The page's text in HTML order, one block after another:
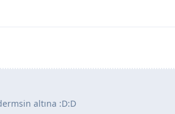
altına :D:D